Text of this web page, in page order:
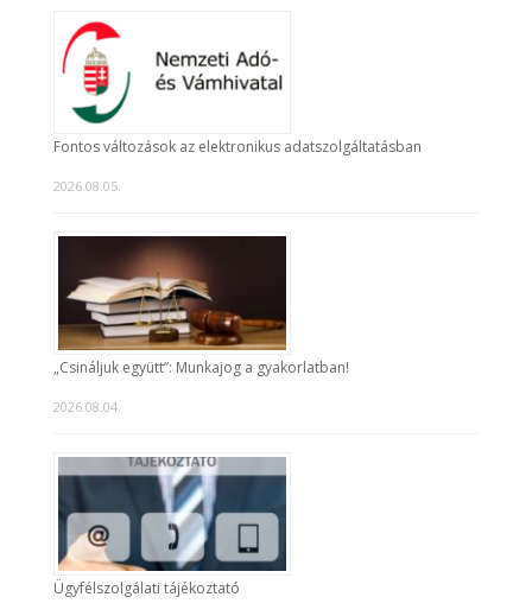
Fontos változások az elektronikus adatszolgáltatásban
2026.08.05.
„Csináljuk együtt”: Munkajog a gyakorlatban!
2026.08.04.
Ügyfélszolgálati tájékoztató